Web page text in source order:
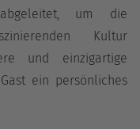
abgeleitet, um die
Kultur
und einzigartige
ein persönliches